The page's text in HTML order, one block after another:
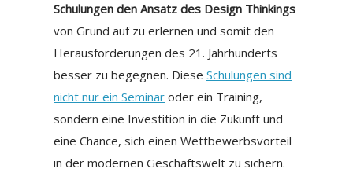
Schulungen den Ansatz des Design Thinkings
von Grund auf zu erlernen und somit den
Herausforderungen des 21. Jahrhunderts
besser zu begegnen. Diese Schulungen sind
nicht nur ein Seminar oder ein Training,
sondern eine Investition in die Zukunft und
eine Chance, sich einen Wettbewerbsvorteil
in der modernen Geschäftswelt zu sichern.